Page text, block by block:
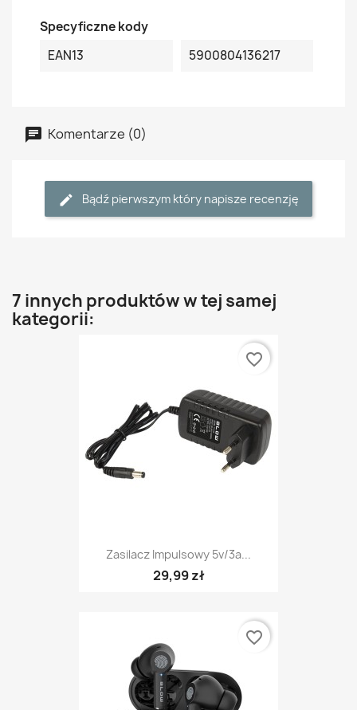
Specyficzne kody
EAN13
5900804136217
Komentarze (0)
Bądź pierwszym który napisze recenzję
7 innych produktów w tej samej
kategorii:
Zasilacz Impulsowy 5v/3a...
29,99 zł
favorite_border
favorite_border